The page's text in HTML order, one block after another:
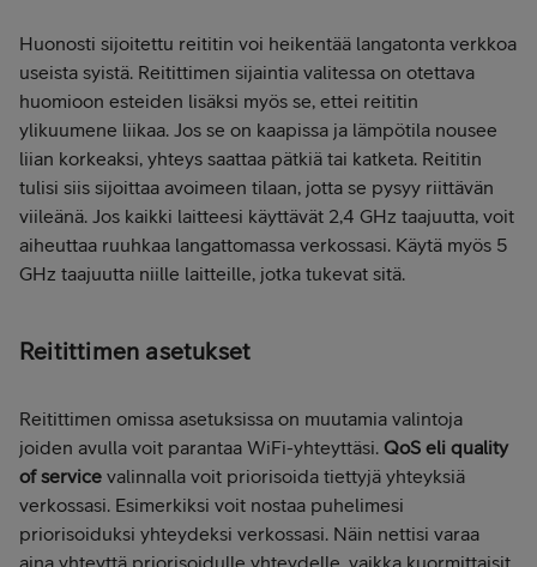
Huonosti sijoitettu reititin voi heikentää langatonta verkkoa
useista syistä. Reitittimen sijaintia valitessa on otettava
huomioon esteiden lisäksi myös se, ettei reititin
ylikuumene liikaa. Jos se on kaapissa ja lämpötila nousee
liian korkeaksi, yhteys saattaa pätkiä tai katketa. Reititin
tulisi siis sijoittaa avoimeen tilaan, jotta se pysyy riittävän
viileänä. Jos kaikki laitteesi käyttävät 2,4 GHz taajuutta, voit
aiheuttaa ruuhkaa langattomassa verkossasi. Käytä myös 5
GHz taajuutta niille laitteille, jotka tukevat sitä.
Reitittimen asetukset
Reitittimen omissa asetuksissa on muutamia valintoja
joiden avulla voit parantaa WiFi-yhteyttäsi. QoS eli quality
of service valinnalla voit priorisoida tiettyjä yhteyksiä
verkossasi. Esimerkiksi voit nostaa puhelimesi
priorisoiduksi yhteydeksi verkossasi. Näin nettisi varaa
aina yhteyttä priorisoidulle yhteydelle, vaikka kuormittaisit